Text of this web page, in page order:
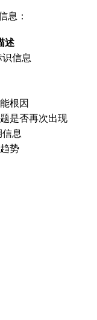
息：
述
识信息
根因
是否再次出现
信息
势